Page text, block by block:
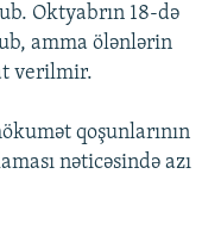
Oktyabrın 18-də
amma ölənlərin
verilmir.
qoşunlarının
nəticəsində azı